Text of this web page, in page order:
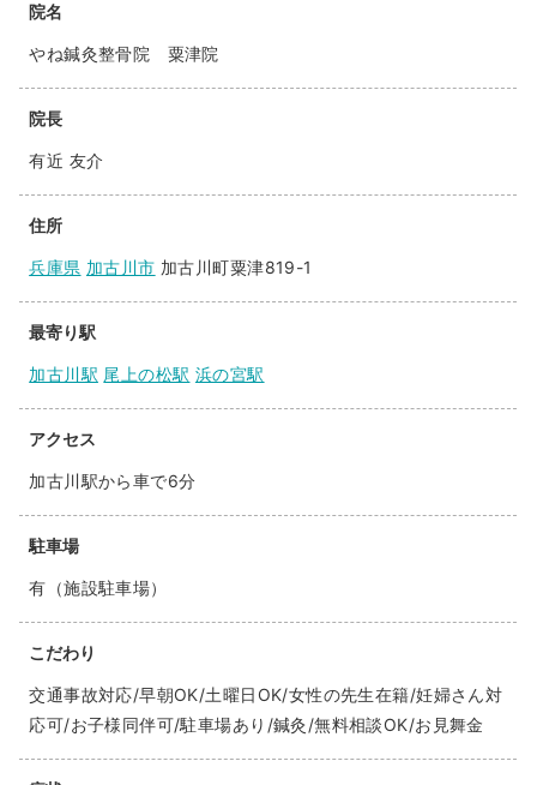
院名
やね鍼灸整骨院 粟津院
院長
有近 友介
住所
兵庫県 加古川市 加古川町粟津819-1
最寄り駅
加古川駅 尾上の松駅 浜の宮駅
アクセス
加古川駅から車で6分
駐車場
有（施設駐車場）
こだわり
交通事故対応/早朝OK/土曜日OK/女性の先生在籍/妊婦さん対
応可/お子様同伴可/駐車場あり/鍼灸/無料相談OK/お見舞金